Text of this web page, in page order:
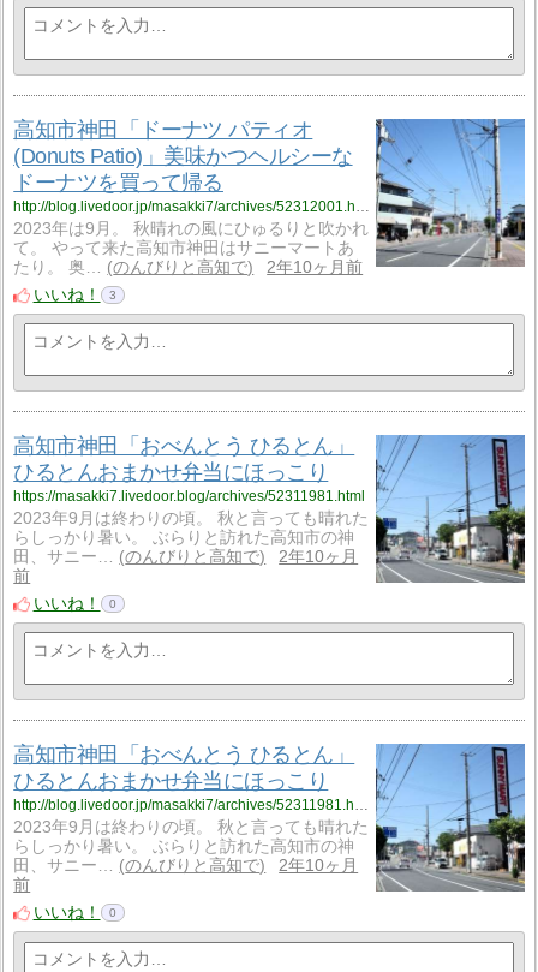
高知市神田「ドーナツ パティオ
(Donuts Patio)」美味かつヘルシーな
ドーナツを買って帰る
http://blog.livedoor.jp/masakki7/archives/52312001.html
2023年は9月。 秋晴れの風にひゅるりと吹かれ
て。 やって来た高知市神田はサニーマートあ
たり。 奥…
のんびりと高知で
2年10ヶ月前
いいね！
3
高知市神田「おべんとう ひるとん」
ひるとんおまかせ弁当にほっこり
https://masakki7.livedoor.blog/archives/52311981.html
2023年9月は終わりの頃。 秋と言っても晴れた
らしっかり暑い。 ぶらりと訪れた高知市の神
田、サニー…
のんびりと高知で
2年10ヶ月
前
いいね！
0
高知市神田「おべんとう ひるとん」
ひるとんおまかせ弁当にほっこり
http://blog.livedoor.jp/masakki7/archives/52311981.html
2023年9月は終わりの頃。 秋と言っても晴れた
らしっかり暑い。 ぶらりと訪れた高知市の神
田、サニー…
のんびりと高知で
2年10ヶ月
前
いいね！
0